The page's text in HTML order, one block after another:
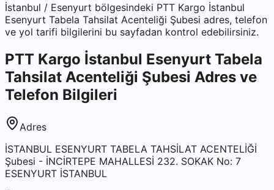
İstanbul / Esenyurt bölgesindeki PTT Kargo İstanbul
Esenyurt Tabela Tahsilat Acenteliği Şubesi adres, telefon
ve yol tarifi bilgilerini bu sayfadan kontrol edebilirsiniz.
PTT Kargo İstanbul Esenyurt Tabela
Tahsilat Acenteliği Şubesi Adres ve
Telefon Bilgileri
Adres
İSTANBUL ESENYURT TABELA TAHSİLAT ACENTELİĞİ
Şubesi - İNCİRTEPE MAHALLESİ 232. SOKAK No: 7
ESENYURT İSTANBUL